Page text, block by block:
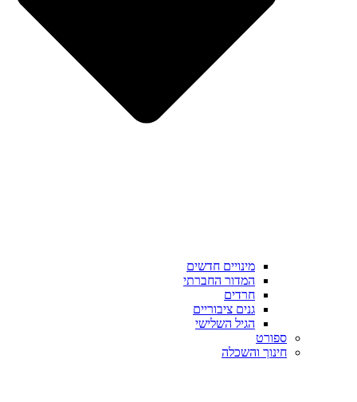
מינויים חדשים
המדור החברתי
חרדים
גנים ציבוריים
הגיל השלישי
ספורט
חינוך והשכלה